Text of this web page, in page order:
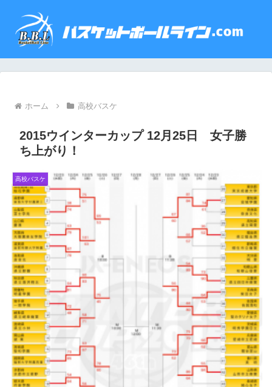
ホーム 高校バスケ
2015ウインターカップ 12月25日 女子勝
ち上がり！
高校バスケ